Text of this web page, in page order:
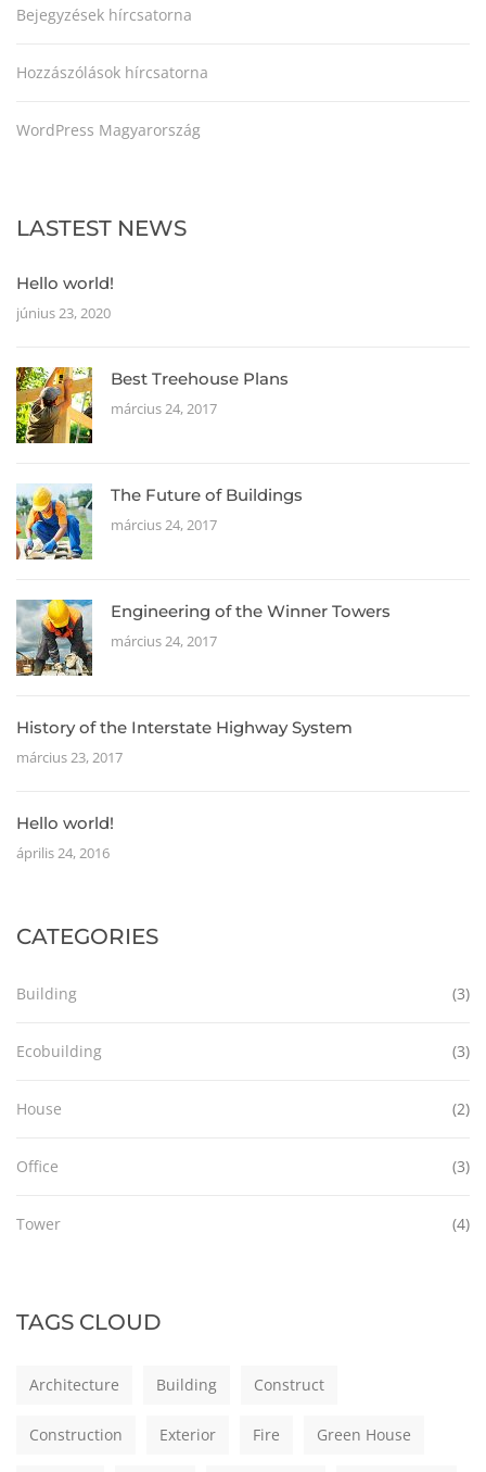
Bejegyzések hírcsatorna
Hozzászólások hírcsatorna
WordPress Magyarország
LASTEST NEWS
Hello world!
június 23, 2020
Best Treehouse Plans
március 24, 2017
The Future of Buildings
március 24, 2017
Engineering of the Winner Towers
március 24, 2017
History of the Interstate Highway System
március 23, 2017
Hello world!
április 24, 2016
CATEGORIES
Building (3)
Ecobuilding (3)
House (2)
Office (3)
Tower (4)
TAGS CLOUD
Architecture Building Construct
Construction Exterior Fire Green House